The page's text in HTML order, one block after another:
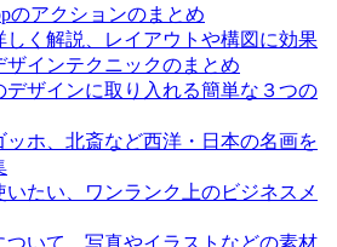
のアクションのまとめ
しく解説、レイアウトや構図に効果
ザインテクニックのまとめ
デザインに取り入れる簡単な３つの
ッホ、北斎など西洋・日本の名画を
いたい、ワンランク上のビジネスメ
ついて、写真やイラストなどの素材